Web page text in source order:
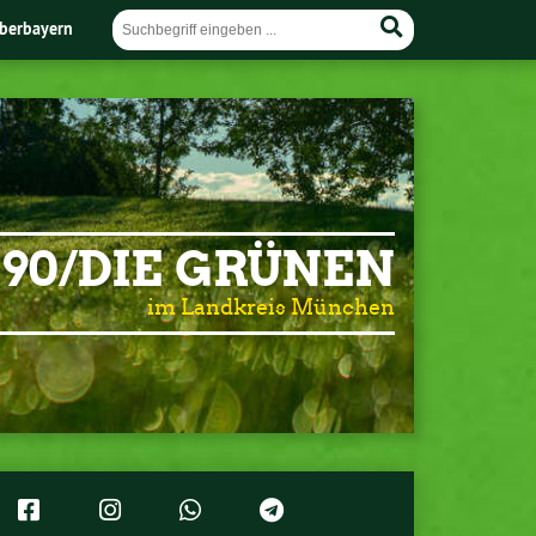
DIE GRÜNEN
im Landkreis München